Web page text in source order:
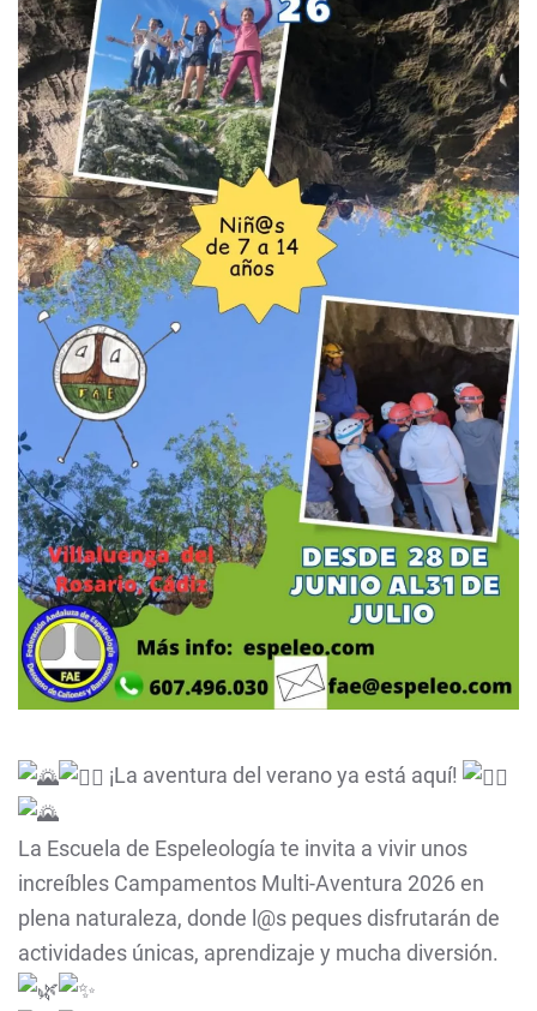
¡La aventura del verano ya está aquí!
La Escuela de Espeleología te invita a vivir unos
increíbles Campamentos Multi-Aventura 2026 en
plena naturaleza, donde l@s peques disfrutarán de
actividades únicas, aprendizaje y mucha diversión.